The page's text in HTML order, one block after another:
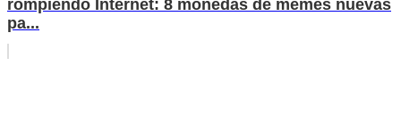
rompiendo Internet: 8 monedas de memes nuevas
pa...